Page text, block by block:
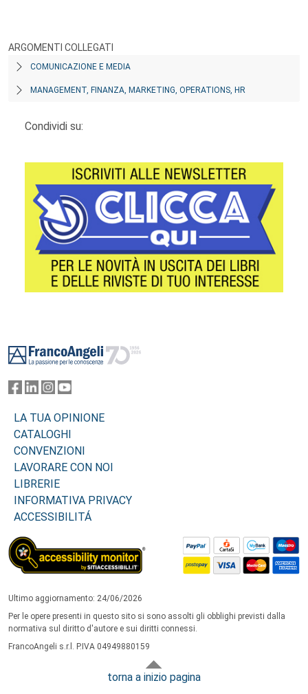
ARGOMENTI COLLEGATI
COMUNICAZIONE E MEDIA
MANAGEMENT, FINANZA, MARKETING, OPERATIONS, HR
Condividi su:
LA TUA OPINIONE
CATALOGHI
CONVENZIONI
LAVORARE CON NOI
LIBRERIE
INFORMATIVA PRIVACY
ACCESSIBILITÁ
Ultimo aggiornamento: 24/06/2026
Per le opere presenti in questo sito si sono assolti gli obblighi previsti dalla
normativa sul diritto d'autore e sui diritti connessi.
FrancoAngeli s.r.l. P.IVA 04949880159
torna a inizio pagina